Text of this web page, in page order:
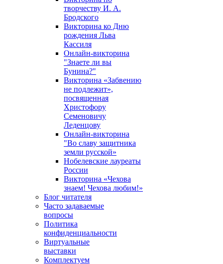
творчеству И. А.
Бродского
Викторина ко Дню
рождения Льва
Кассиля
Онлайн-викторина
"Знаете ли вы
Бунина?"
Викторина «Забвению
не подлежит»,
посвященная
Христофору
Семеновичу
Леденцову
Онлайн-викторина
"Во славу защитника
земли русской»
Нобелевские лауреаты
России
Викторина «Чехова
знаем! Чехова любим!»
Блог читателя
Часто задаваемые
вопросы
Политика
конфиденциальности
Виртуальные
выставки
Комплектуем